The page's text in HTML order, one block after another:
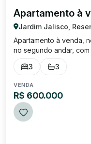
Apartamento à
Jardim Jalisco,
Apartamento à venda,
no segundo andar,
natural. O imóvel
com armário embutido)
3 3
VENDA
R$ 600.000